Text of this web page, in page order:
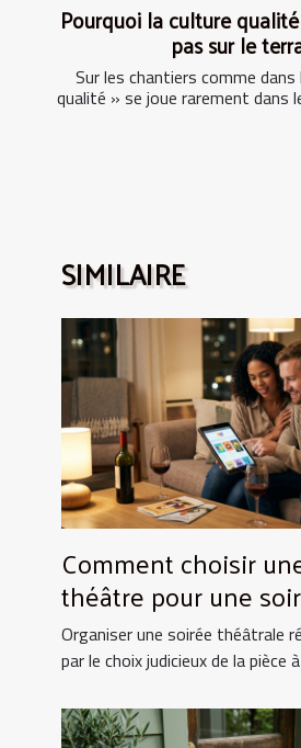
Pourquoi la culture
pas sur le
Sur les chantiers comme
qualité » se joue rarement dans
SIMILAIRE
Comment choisir
théâtre pour une
?
Organiser une soirée théâtrale
par le choix judicieux de la pièce